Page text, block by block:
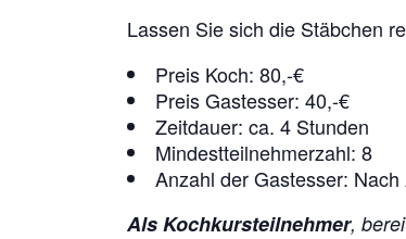
Lassen Sie sich die Stäbchen
Preis Koch: 80,-€
Preis Gastesser: 40,-€
Zeitdauer: ca. 4 Stunden
Mindestteilnehmerzahl: 8
Anzahl der Gastesser:
Als Kochkursteilnehmer,